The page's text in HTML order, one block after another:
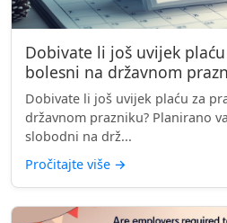
Dobivate li još uvijek
bolesni na državnom
Dobivate li još uvijek plaću za
državnom prazniku? Planirano
slobodni na drž...
Pročitajte više →